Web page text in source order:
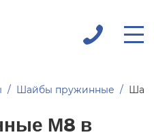
Шайбы пружинные
М8 в